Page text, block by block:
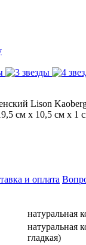
Lison
см x 10,5 см x 1
и оплата
натуральная
натуральная
гладкая)